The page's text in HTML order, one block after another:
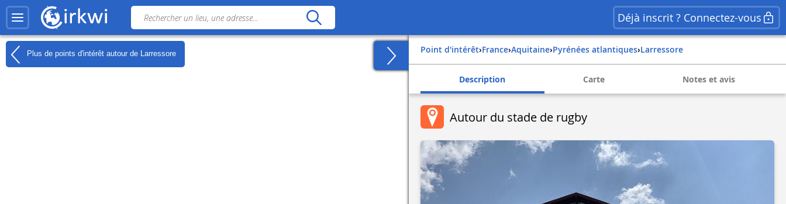
Déjà inscrit ? Connectez-vous
Plus de points d'intérêt autour de Larressore Point d'intérêt› france› aquitaine› pyrénées atlantiques› larressore
Description Carte Notes et avis
Autour du stade de rugby